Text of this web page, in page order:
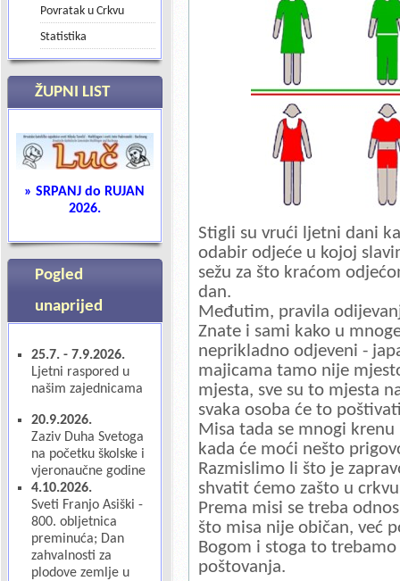
Povratak u Crkvu
Statistika
ŽUPNI LIST
» SRPANJ do RUJAN
2026.
Pogled
unaprijed
25.7. - 7.9.2026.
Ljetni raspored u
našim zajednicama
20.9.2026.
Zaziv Duha Svetoga
na početku školske i
vjeronaučne godine
4.10.2026.
Sveti Franjo Asiški -
800. obljetnica
preminuća; Dan
zahvalnosti za
plodove zemlje u
Stigli su vrući ljetni dani
odabir odjeće u kojoj
sežu za što kraćom
dan.
Međutim, pravila
Znate i sami kako u
neprikladno odjeveni -
majicama tamo nije
mjesta, sve su to mjesta
svaka osoba će to
Misa tada se mnogi
kada će moći nešto
Razmislimo li što je
shvatit ćemo zašto u
Prema misi se treba
što misa nije običan, već
Bogom i stoga to
poštovanja.